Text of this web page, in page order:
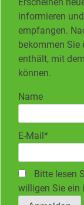
informieren
empfangen.
bekommen Sie
enthält, mit
können.
Name
E-Mail*
Bitte lesen
willigen Sie ein